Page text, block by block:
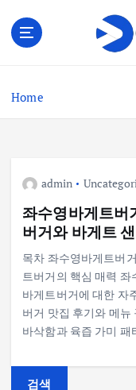
c
Home
admin
좌수영바게트버
버거와 바게트
목차 좌수영바게트버
트버거의 핵심 매력
바게트버거에 대한 자
버거 맛집 후기와 메
바삭함과 육즙 가미 패
검색